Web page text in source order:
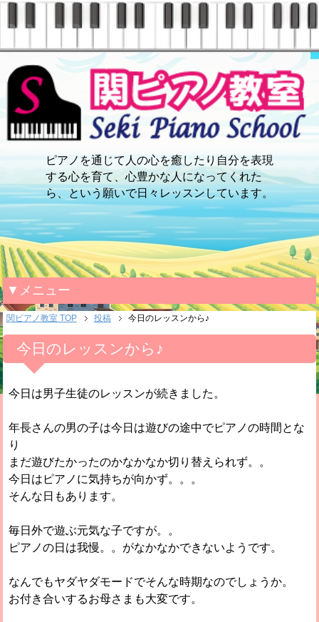
ピアノを通じて人の心を癒したり自分を表現
する心を育て、心豊かな人になってくれた
ら、という願いで日々レッスンしています。
▼メニュー
関ピアノ教室 TOP 投稿 今日のレッスンから♪
今日のレッスンから♪
今日は男子生徒のレッスンが続きました。
年長さんの男の子は今日は遊びの途中でピアノの時間とな
り
まだ遊びたかったのかなかなか切り替えられず。。
今日はピアノに気持ちが向かず。。。
そんな日もあります。
毎日外で遊ぶ元気な子ですが。。
ピアノの日は我慢。。がなかなかできないようです。
なんでもヤダヤダモードでそんな時期なのでしょうか。
お付き合いするお母さまも大変です。